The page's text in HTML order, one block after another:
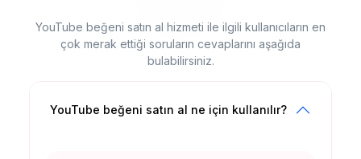
YouTube beğeni satın al hizmeti ile ilgili kullanıcıların en
çok merak ettiği soruların cevaplarını aşağıda
bulabilirsiniz.
YouTube beğeni satın al ne için kullanılır?